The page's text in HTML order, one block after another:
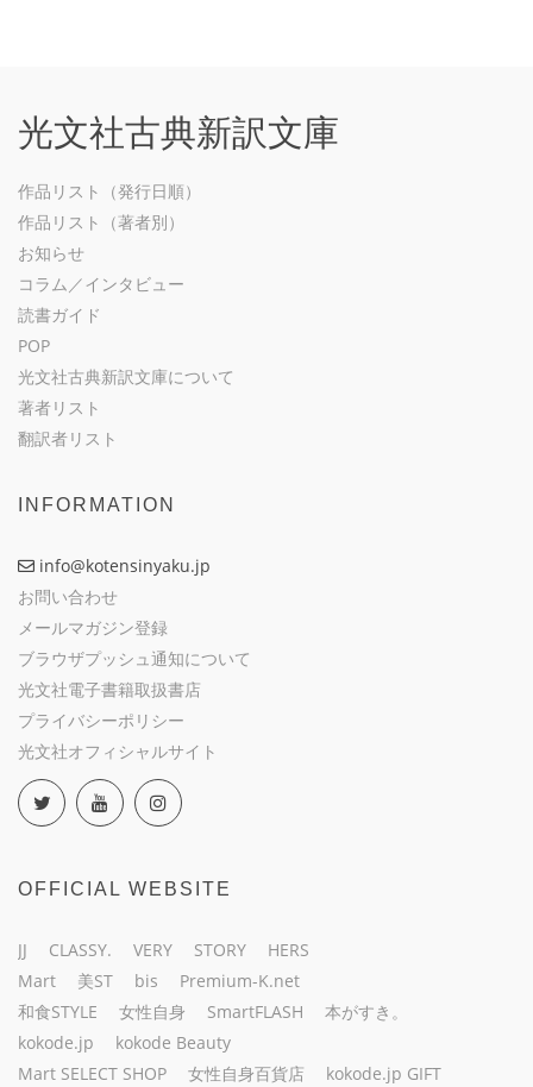
光文社古典新訳文庫
作品リスト（発行日順）
作品リスト（著者別）
お知らせ
コラム／インタビュー
読書ガイド
POP
光文社古典新訳文庫について
著者リスト
翻訳者リスト
INFORMATION
info@kotensinyaku.jp
お問い合わせ
メールマガジン登録
ブラウザプッシュ通知について
光文社電子書籍取扱書店
プライバシーポリシー
光文社オフィシャルサイト
OFFICIAL WEBSITE
JJ CLASSY. VERY STORY
HERS
Mart
美ST bis
Premium-K.net
和食STYLE
女性自身 SmartFLASH
本がすき。
kokode.jp
kokode Beauty
Mart SELECT SHOP
女性自身百貨店 kokode.jp GIFT